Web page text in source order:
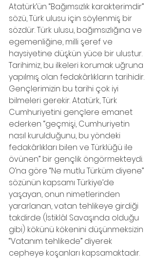
Atatürk’ün “Bağımsızlık karakterimdir”
sözü, Türk ulusu için söylenmiş bir
sözdür. Türk ulusu, bağımsızlığına ve
egemenliğine, milli şeref ve
haysiyetine düşkün yüce bir ulustur.
Tarihimiz, bu ilkeleri korumak uğruna
yapılmış olan fedakârlıkların tarihidir.
Gençlerimizin bu tarihi çok iyi
bilmeleri gerekir. Atatürk, Türk
Cumhuriyetini gençlere emanet
ederken “geçmişi, Cumhuriyetin
nasıl kurulduğunu, bu yöndeki
fedakârlıkları bilen ve Türklüğü ile
övünen” bir gençlik öngörmekteydi.
O’na göre “Ne mutlu Türküm diyene”
sözünün kapsamı Türkiye’de
yaşayan, onun nimetlerinden
yararlanan, vatan tehlikeye girdiği
takdirde (İstiklâl Savaşında olduğu
gibi) kökünü kökenini düşünmeksizin
“Vatanım tehlikede” diyerek
cepheye koşanları kapsamaktadır.